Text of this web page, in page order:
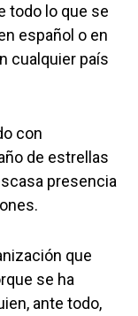
todo lo que se
español o en
cualquier país
con
de estrellas
presencia
que
se ha
ante todo,